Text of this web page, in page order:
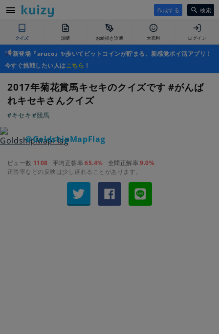
作成する 検索
クイズ 診断 お絵描き診断 大喜利 ログイン
新登場『aruco』✨歩いてビットコインが貯まる、新感覚ポイ活アプリ！
今すぐ挑戦したい人はこちら ！
2017年菊花賞馬キセキのクイズです #がんば
れキセキさんクイズ
#キセキ#競馬
＠GoldshipMapFlag
ビュー数 1108 平均正答率65.4% 全問正解率9.0%
正答率などの反映は少し遅れることがあります。